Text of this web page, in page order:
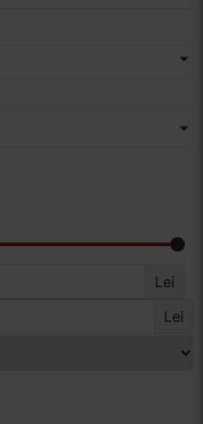
Lei
Lei